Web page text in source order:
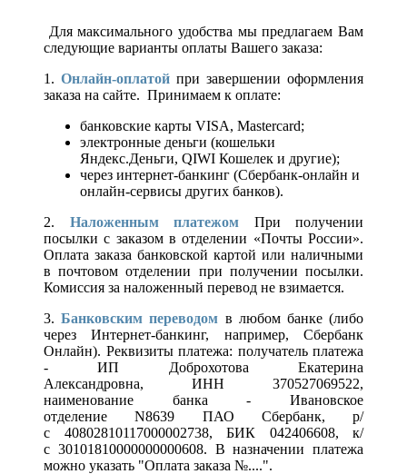
Для максимального удобства мы предлагаем Вам
следующие варианты оплаты Вашего заказа:
1. Онлайн-оплатой при завершении оформления
заказа на сайте. Принимаем к оплате:
банковские карты VISA, Mastercard;
электронные деньги (кошельки
Яндекс.Деньги, QIWI Кошелек и другие);
через интернет-банкинг (Сбербанк-онлайн и
онлайн-сервисы других банков).
2. Наложенным платежом При получении
посылки с заказом в отделении «Почты России».
Оплата заказа банковской картой или наличными
в почтовом отделении при получении посылки.
Комиссия за наложенный перевод не взимается.
3.Банковским переводом в любом банке (либо
через Интернет-банкинг, например, Сбербанк
Онлайн). Реквизиты платежа: получатель платежа
- ИП Доброхотова Екатерина
Александровна, ИНН 370527069522,
наименование банка - Ивановское
отделение N8639 ПАО Сбербанк, р/
с 40802810117000002738, БИК 042406608, к/
с 30101810000000000608. В назначении платежа
можно указать "Оплата заказа №....".